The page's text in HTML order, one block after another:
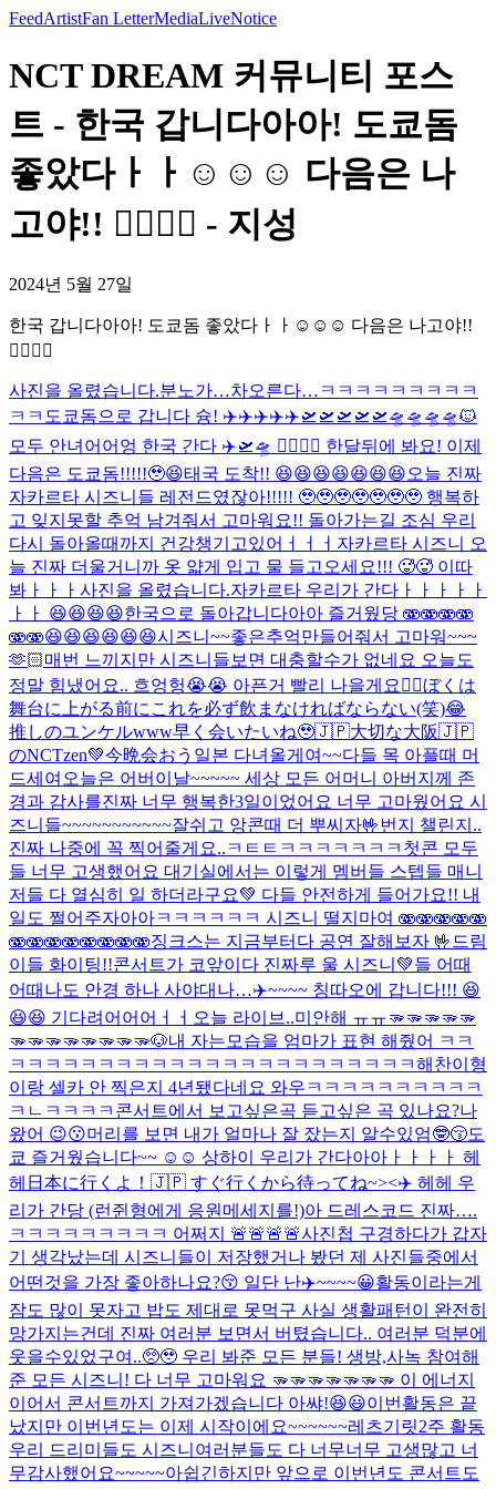
FeedArtistFan LetterMediaLiveNotice
NCT DREAM 커뮤니티 포스
트 - 한국 갑니다아아! 도쿄돔
좋았다ㅏㅏ☺️☺️☺️ 다음은 나
고야!! 🙂‍↕️🙂‍↕️ - 지성
2024년 5월 27일
한국 갑니다아아! 도쿄돔 좋았다ㅏㅏ☺️☺️☺️ 다음은 나고야!!
🙂‍↕️🙂‍↕️
사진을 올렸습니다.분노가…차오른다… ㅋㅋㅋㅋㅋㅋㅋㅋㅋ
ㅋㅋ 도쿄돔으로 갑니다 슝! ✈️✈️✈️✈️✈️🛫🛫🛫🛫🛫🛸🛸🛸🛸🐱
모두 안녀어어엉 한국 간다 ✈️🛫🛸 🙂‍↕️🙂‍↕️ 한달뒤에 봐요! 이제
다음은 도쿄돔!!!!!🥹😆태국 도착!! 😆😆😆😆😆😆😆오늘 진짜
자카르타 시즈니들 레전드였잖아!!!!! 🥹🥹🥹🥹🥹🥹🥹 행복하
고 잊지못할 추억 남겨줘서 고마워요!! 돌아가는길 조심 우리
다시 돌아올때까지 건강챙기고있어ㅓㅓㅓ 자카르타 시즈니 오
늘 진짜 더울거니까 옷 얇게 입고 물 들고오세요!!! 🥵🥵 이따
봐ㅏㅏㅏ 사진을 올렸습니다.자카르타 우리가 간다ㅏㅏㅏㅏㅏ
ㅏㅏ 😆😆😆😆한국으로 돌아갑니다아아 즐거웠당 🫨🫨🫨🫨
🫨🫨😆😆😆😆😆😆시즈니~~좋은추억만들어줘서 고마워~~~
🫶🏻매번 느끼지만 시즈니들보면 대충할수가 없네요 오늘도
정말 힘냈어요.. 흐엉헝😭😭 아픈거 빨리 나을게요🙂‍↕️ぼくは
舞台に上がる前にこれを必ず飲まなければならない(笑)😂
推しのユンケルwww早く会いたいね🥹🇯🇵大切な大阪🇯🇵
のNCTzen💚今晩会おう 일본 다녀올게여~~다들 목 아플때 머
드세여 오늘은 어버이날~~~~~ 세상 모든 어머니 아버지께 존
경과 감사를진짜 너무 행복한3일이었어요 너무 고마웠어요 시
즈니들~~~~~~~~~~~잘쉬고 앙콘때 더 뿌씨자🤟번지 챌린지..
진짜 나중에 꼭 찍어줄게요..ㅋㅌㅌㅋㅋㅋㅋㅋㅋㅋ 첫콘 모두
들 너무 고생했어요 대기실에서는 이렇게 멤버들 스텝들 매니
저들 다 열심히 일 하더라구요💚 다들 안전하게 들어가요!! 내
일도 쩔어주자아아ㅋㅋㅋㅋㅋㅋ 시즈니 떨지마여 🫨🫨🫨🫨🫨
🫨🫨🫨🫨🫨🫨🫨🫨징크스는 지금부터다 공연 잘해보자 🤟 드림
이들 화이팅!!콘서트가 코앞이다 진짜루 울 시즈니💚들 어때
어때 나도 안경 하나 사야대나…✈️~~~~ 칭따오에 갑니다!!! 😆
😆😆 기다려어어어ㅓㅓ 오늘 라이브..미안해 ㅠㅠ🫳🫳🫳🫳🫳
🫳🫳🫳🫳🫳🫳🫳🫳🐶내 자는모습을 엄마가 표현 해줬어 ㅋㅋ
ㅋㅋㅋㅋㅋㅋㅋㅋㅋㅋㅋㅋㅋㅋㅋㅋㅋㅋㅋㅋㅋㅋㅋ해찬이형
이랑 셀카 안 찍은지 4년됐다네요 와우ㅋㅋㅋㅋㅋㅋㅋㅋㅋㅋ
ㅋㄴㅋㅋㅋㅋ 콘서트에서 보고싶은곡 듣고싶은 곡 있나요?나
왔어 😉😗머리를 보면 내가 얼마나 잘 잤는지 알수있엄🤓😚도
쿄 즐거웠습니다~~ ☺️☺️ 상하이 우리가 간다아아ㅏㅏㅏㅏ 헤
헤 日本に行くよ！🇯🇵 すぐ行くから待ってね~><✈️ 헤헤 우
리가 간당 (런쥔형에게 응원메세지를!)아 드레스코드 진짜….
ㅋㅋㅋㅋㅋㅋㅋㅋㅋ 어쩌지 🚨🚨🚨🚨사진첩 구경하다가 갑자
기 생각났는데 시즈니들이 저장했거나 봤던 제 사진들중에서
어떤것을 가장 좋아하나요?😚 일단 난✈️~~~~😀활동이라는게
잠도 많이 못자고 밥도 제대로 못먹구 사실 생활패턴이 완전히
망가지는건데 진짜 여러분 보면서 버텼습니다.. 여러분 덕분에
웃을수있었구여..🥺🥹 우리 봐준 모든 분들! 생방,사녹 참여해
준 모든 시즈니! 다 너무 고마워요 🫳🫳🫳🫳🫳🫳🫳 이 에너지
이어서 콘서트까지 가져가겠습니다 아쌰!😆😃이번활동은 끝
났지만 이번년도는 이제 시작이에요~~~~~~레츠기릿2주 활동
우리 드리미들도 시즈니여러분들도 다 너무너무 고생많고 너
무감사했어요~~~~~아쉽긴하지만 앞으로 이번년도 콘서트도